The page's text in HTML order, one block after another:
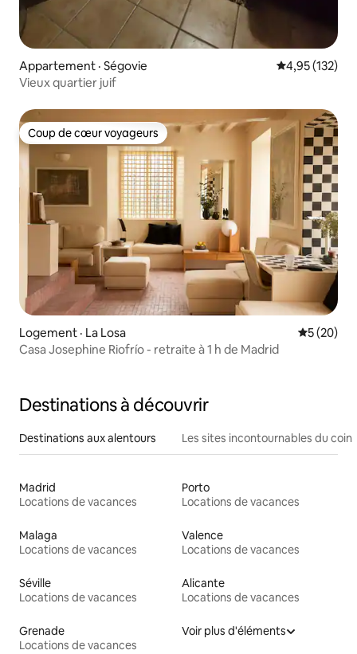
Appartement · Ségovie Note
4,95 (132)
Vieux quartier juif
Coup de cœur voyageurs
Coup de cœur voyageurs
Logement · La Losa Note
5 (20)
Casa Josephine Riofrío - retraite à 1 h de Madrid
Destinations à découvrir
Destinations aux alentours Les sites incontournables du coin
Madrid
Locations de vacances
Porto
Locations de vacances
Malaga
Locations de vacances
Valence
Locations de vacances
Séville
Locations de vacances
Alicante
Locations de vacances
Grenade
Locations de vacances
Voir plus d'éléments